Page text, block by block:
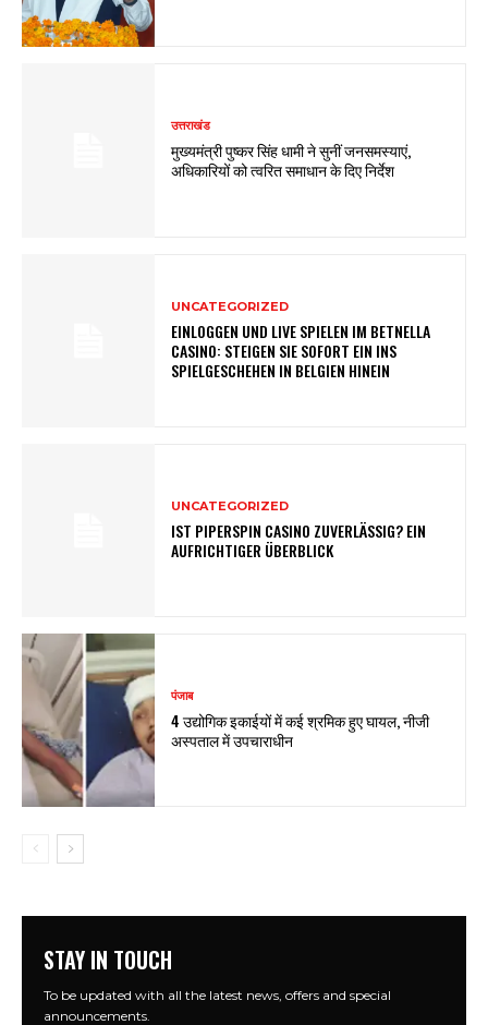
उत्तराखंड
मुख्यमंत्री पुष्कर सिंह धामी ने सुनीं जनसमस्याएं,
अधिकारियों को त्वरित समाधान के दिए निर्देश
UNCATEGORIZED
EINLOGGEN UND LIVE SPIELEN IM BETNELLA
CASINO: STEIGEN SIE SOFORT EIN INS
SPIELGESCHEHEN IN BELGIEN HINEIN
UNCATEGORIZED
IST PIPERSPIN CASINO ZUVERLÄSSIG? EIN
AUFRICHTIGER ÜBERBLICK
पंजाब
4 उद्योगिक इकाईयों में कई श्रमिक हुए घायल, नीजी
अस्पताल में उपचाराधीन
STAY IN TOUCH
To be updated with all the latest news, offers and special
announcements.